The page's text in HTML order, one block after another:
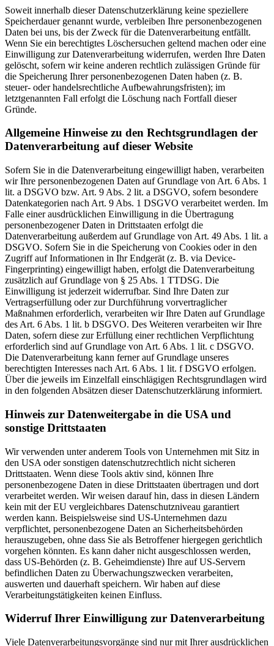
Soweit innerhalb dieser Datenschutzerklärung keine speziellere
Speicherdauer genannt wurde, verbleiben Ihre personenbezogenen
Daten bei uns, bis der Zweck für die Datenverarbeitung entfällt.
Wenn Sie ein berechtigtes Löschersuchen geltend machen oder eine
Einwilligung zur Datenverarbeitung widerrufen, werden Ihre Daten
gelöscht, sofern wir keine anderen rechtlich zulässigen Gründe für
die Speicherung Ihrer personenbezogenen Daten haben (z. B.
steuer- oder handelsrechtliche Aufbewahrungsfristen); im
letztgenannten Fall erfolgt die Löschung nach Fortfall dieser
Gründe.
Allgemeine Hinweise zu den Rechtsgrundlagen der
Datenverarbeitung auf dieser Website
Sofern Sie in die Datenverarbeitung eingewilligt haben, verarbeiten
wir Ihre personenbezogenen Daten auf Grundlage von Art. 6 Abs. 1
lit. a DSGVO bzw. Art. 9 Abs. 2 lit. a DSGVO, sofern besondere
Datenkategorien nach Art. 9 Abs. 1 DSGVO verarbeitet werden. Im
Falle einer ausdrücklichen Einwilligung in die Übertragung
personenbezogener Daten in Drittstaaten erfolgt die
Datenverarbeitung außerdem auf Grundlage von Art. 49 Abs. 1 lit. a
DSGVO. Sofern Sie in die Speicherung von Cookies oder in den
Zugriff auf Informationen in Ihr Endgerät (z. B. via Device-
Fingerprinting) eingewilligt haben, erfolgt die Datenverarbeitung
zusätzlich auf Grundlage von § 25 Abs. 1 TTDSG. Die
Einwilligung ist jederzeit widerrufbar. Sind Ihre Daten zur
Vertragserfüllung oder zur Durchführung vorvertraglicher
Maßnahmen erforderlich, verarbeiten wir Ihre Daten auf Grundlage
des Art. 6 Abs. 1 lit. b DSGVO. Des Weiteren verarbeiten wir Ihre
Daten, sofern diese zur Erfüllung einer rechtlichen Verpflichtung
erforderlich sind auf Grundlage von Art. 6 Abs. 1 lit. c DSGVO.
Die Datenverarbeitung kann ferner auf Grundlage unseres
berechtigten Interesses nach Art. 6 Abs. 1 lit. f DSGVO erfolgen.
Über die jeweils im Einzelfall einschlägigen Rechtsgrundlagen wird
in den folgenden Absätzen dieser Datenschutzerklärung informiert.
Hinweis zur Datenweitergabe in die USA und
sonstige Drittstaaten
Wir verwenden unter anderem Tools von Unternehmen mit Sitz in
den USA oder sonstigen datenschutzrechtlich nicht sicheren
Drittstaaten. Wenn diese Tools aktiv sind, können Ihre
personenbezogene Daten in diese Drittstaaten übertragen und dort
verarbeitet werden. Wir weisen darauf hin, dass in diesen Ländern
kein mit der EU vergleichbares Datenschutzniveau garantiert
werden kann. Beispielsweise sind US-Unternehmen dazu
verpflichtet, personenbezogene Daten an Sicherheitsbehörden
herauszugeben, ohne dass Sie als Betroffener hiergegen gerichtlich
vorgehen könnten. Es kann daher nicht ausgeschlossen werden,
dass US-Behörden (z. B. Geheimdienste) Ihre auf US-Servern
befindlichen Daten zu Überwachungszwecken verarbeiten,
auswerten und dauerhaft speichern. Wir haben auf diese
Verarbeitungstätigkeiten keinen Einfluss.
Widerruf Ihrer Einwilligung zur Datenverarbeitung
Viele Datenverarbeitungsvorgänge sind nur mit Ihrer ausdrücklichen